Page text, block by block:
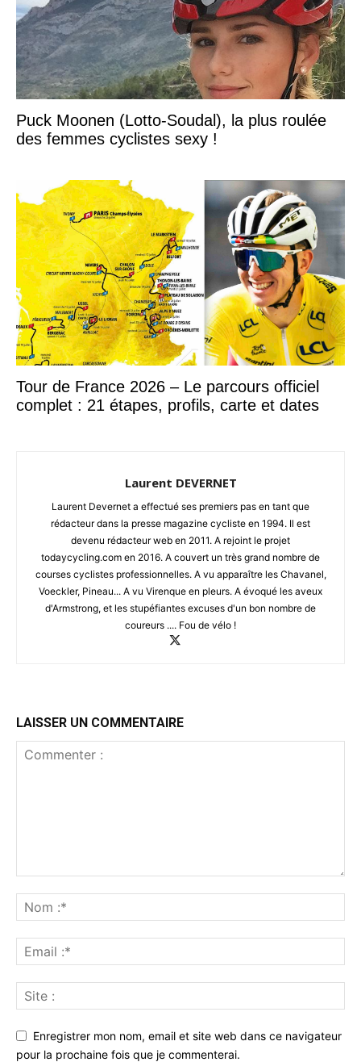
Puck Moonen (Lotto-Soudal), la plus roulée
des femmes cyclistes sexy !
Tour de France 2026 – Le parcours officiel
complet : 21 étapes, profils, carte et dates
Laurent DEVERNET
Laurent Devernet a effectué ses premiers pas en tant que
rédacteur dans la presse magazine cycliste en 1994. Il est
devenu rédacteur web en 2011. A rejoint le projet
todaycycling.com en 2016. A couvert un très grand nombre de
courses cyclistes professionnelles. A vu apparaître les Chavanel,
Voeckler, Pineau... A vu Virenque en pleurs. A évoqué les aveux
d'Armstrong, et les stupéfiantes excuses d'un bon nombre de
coureurs .... Fou de vélo !
LAISSER UN COMMENTAIRE
Enregistrer mon nom, email et site web dans ce navigateur
pour la prochaine fois que je commenterai.